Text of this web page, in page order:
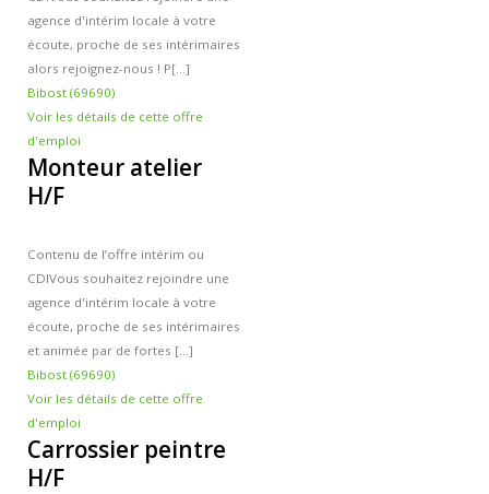
Contacts et agences
agence d'intérim locale à votre
écoute, proche de ses intérimaires
alors rejoignez-nous ! P[...]
Bibost (69690)
Voir les détails de cette offre
d'emploi
Monteur atelier
H/F
Contenu de l’offre intérim ou
CDIVous souhaitez rejoindre une
agence d'intérim locale à votre
écoute, proche de ses intérimaires
et animée par de fortes [...]
Bibost (69690)
Voir les détails de cette offre
d'emploi
Carrossier peintre
H/F